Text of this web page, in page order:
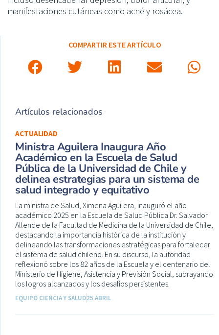
manifestaciones cutáneas como acné y rosácea.
COMPARTIR ESTE ARTÍCULO
Artículos relacionados
ACTUALIDAD
Ministra Aguilera Inaugura Año
Académico en la Escuela de Salud
Pública de la Universidad de Chile y
delinea estrategias para un sistema de
salud integrado y equitativo
La ministra de Salud, Ximena Aguilera, inauguró el año
académico 2025 en la Escuela de Salud Pública Dr. Salvador
Allende de la Facultad de Medicina de la Universidad de Chile,
destacando la importancia histórica de la institución y
delineando las transformaciones estratégicas para fortalecer
el sistema de salud chileno. En su discurso, la autoridad
reflexionó sobre los 82 años de la Escuela y el centenario del
Ministerio de Higiene, Asistencia y Previsión Social, subrayando
los logros alcanzados y los desafíos persistentes.
EQUIPO CIENCIA Y SALUD25 ABRIL